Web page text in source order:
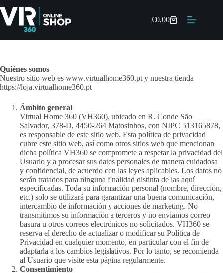
al
contenido
Carro
compras
€0,00
Quiénes somos
Nuestro sitio web es www.virtualhome360.pt y nuestra tienda
https://loja.virtualhome360.pt
Ámbito general
Virtual Home 360 (VH360), ubicado en R. Conde São
Salvador, 378-D, 4450-264 Matosinhos, con NIPC 513165878,
es responsable de este sitio web. Esta política de privacidad
cubre este sitio web, así como otros sitios web que mencionan
dicha política VH360 se compromete a respetar la privacidad del
Usuario y a procesar sus datos personales de manera cuidadosa
y confidencial, de acuerdo con las leyes aplicables. Los datos no
serán tratados para ninguna finalidad distinta de las aquí
especificadas. Toda su información personal (nombre, dirección,
etc.) solo se utilizará para garantizar una buena comunicación,
intercambio de información y acciones de marketing. No
transmitimos su información a terceros y no enviamos correo
basura u otros correos electrónicos no solicitados. VH360 se
reserva el derecho de actualizar o modificar su Política de
Privacidad en cualquier momento, en particular con el fin de
adaptarla a los cambios legislativos. Por lo tanto, se recomienda
al Usuario que visite esta página regularmente.
Consentimiento